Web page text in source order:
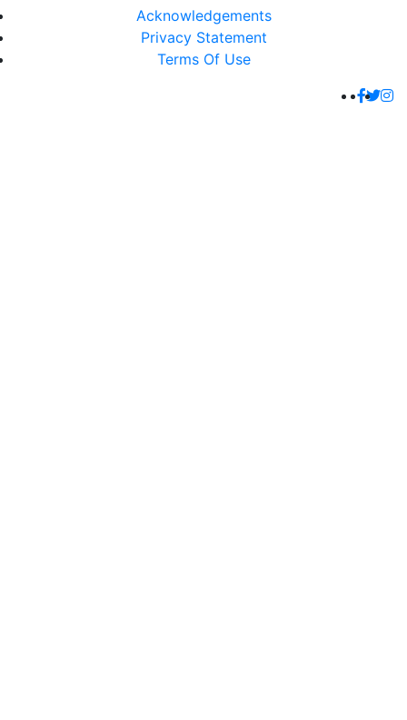
Acknowledgements
Privacy Statement
Terms Of Use